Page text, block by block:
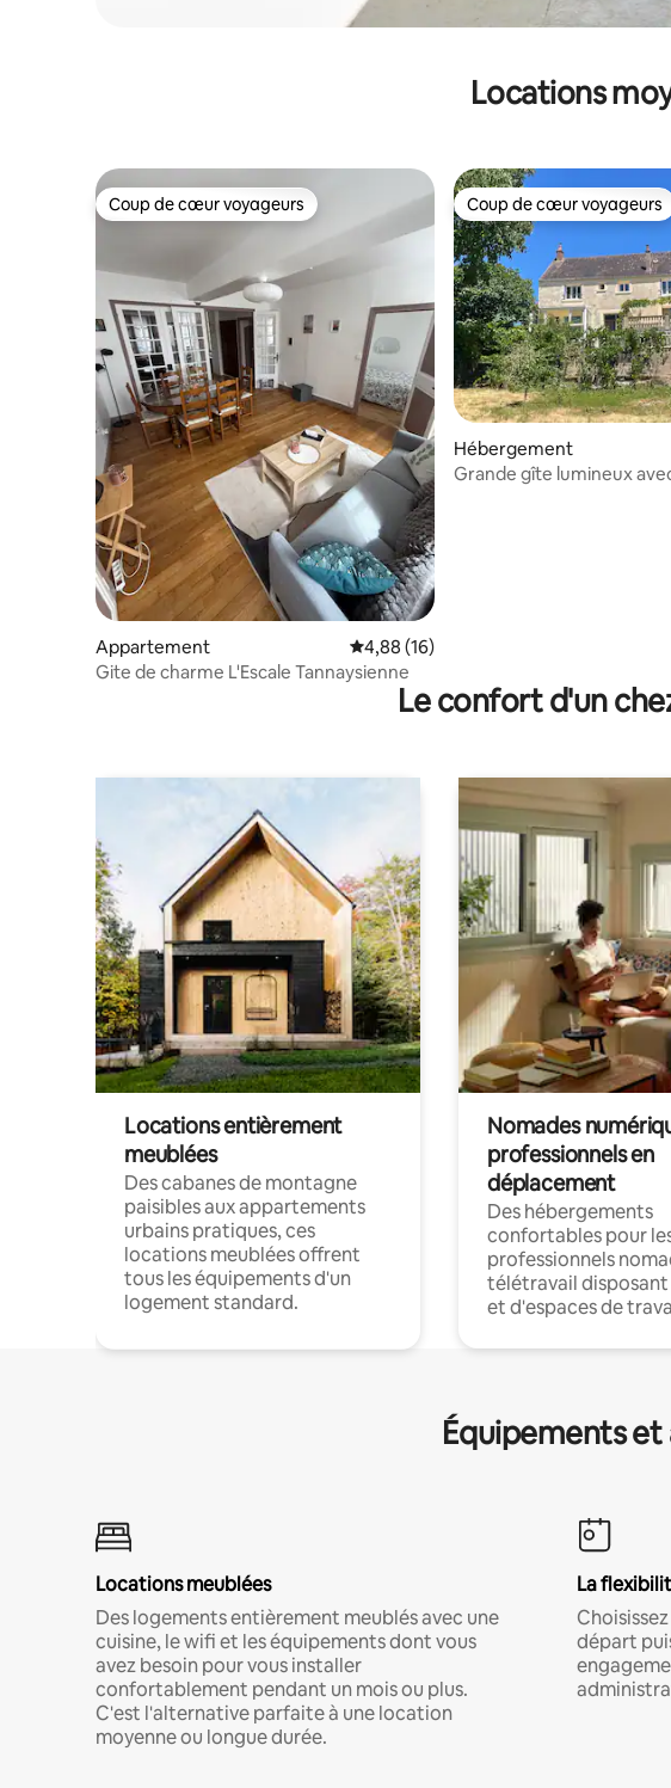
Locations
Coup de cœur voyageurs
Coup de cœur voyageurs
Appartement Évaluation moyenne sur la base de 16
4,88 (16)
Gite de charme L'Escale Tannaysienne
Coup de cœur voyageurs
Coup de cœur voyageurs
Hébergement
Grande gîte lumineux
Le confort d'un
Locations entièrement
meublées
Des cabanes de montagne
paisibles aux appartements
urbains pratiques, ces
locations meublées offrent
tous les équipements d'un
logement standard.
Nomades
professionnels en
déplacement
Des hébergements
confortables pour
professionnels
télétravail
et d'espaces de
Équipements et
Locations meublées
Des logements entièrement meublés avec une
cuisine, le wifi et les équipements dont vous
avez besoin pour vous installer
confortablement pendant un mois ou plus.
C'est l'alternative parfaite à une location
moyenne ou longue durée.
La
départ